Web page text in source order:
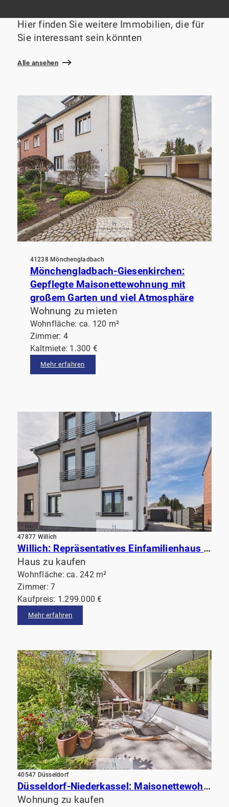
Hier finden Sie weitere Immobilien, die für
Sie interessant sein könnten
Alle ansehen
41238 Mönchengladbach
Mönchengladbach-Giesenkirchen:
Gepflegte Maisonettewohnung mit
großem Garten und viel Atmosphäre
Wohnung zu mieten
Wohnfläche: ca. 120 m²
Zimmer: 4
Kaltmiete: 1.300 €
Mehr erfahren
47877 Willich
Willich: Repräsentatives Einfamilienhaus mit hochwertiger Ausstattung, beeindruckendem Garten& Sauna
Haus zu kaufen
Wohnfläche: ca. 242 m²
Zimmer: 7
Kaufpreis: 1.299.000 €
Mehr erfahren
40547 Düsseldorf
Düsseldorf-Niederkassel: Maisonettewohnung mit Terrasse am Garten & Balkon. Fußläufig vom Rhein!
Wohnung zu kaufen